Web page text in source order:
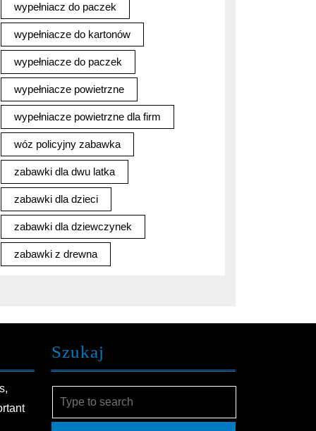
wypełniacz do paczek
wypełniacze do kartonów
wypełniacze do paczek
wypełniacze powietrzne
wypełniacze powietrzne dla firm
wóz policyjny zabawka
zabawki dla dwu latka
zabawki dla dzieci
zabawki dla dziewczynek
zabawki z drewna
Szukaj